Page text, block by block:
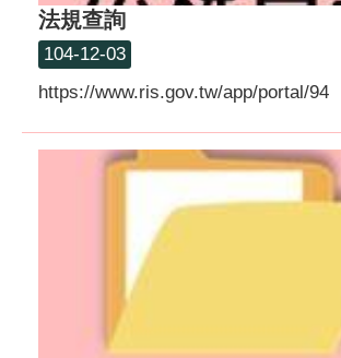
法規查詢
104-12-03
https://www.ris.gov.tw/app/portal/94